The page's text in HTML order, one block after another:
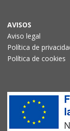
AVISOS
Aviso legal
Política de
Política de cookies